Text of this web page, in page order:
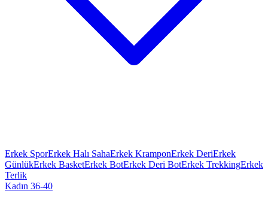
Erkek SporErkek Halı SahaErkek KramponErkek DeriErkek
GünlükErkek BasketErkek BotErkek Deri BotErkek TrekkingErkek
Terlik
Kadın 36-40